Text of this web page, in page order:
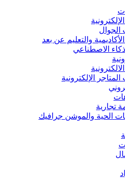
الجوال
الأكاديمية والتعليم عن بعد
الاصطناعي
الإلكترونية
تجارية
الحية والموشن جرافيك